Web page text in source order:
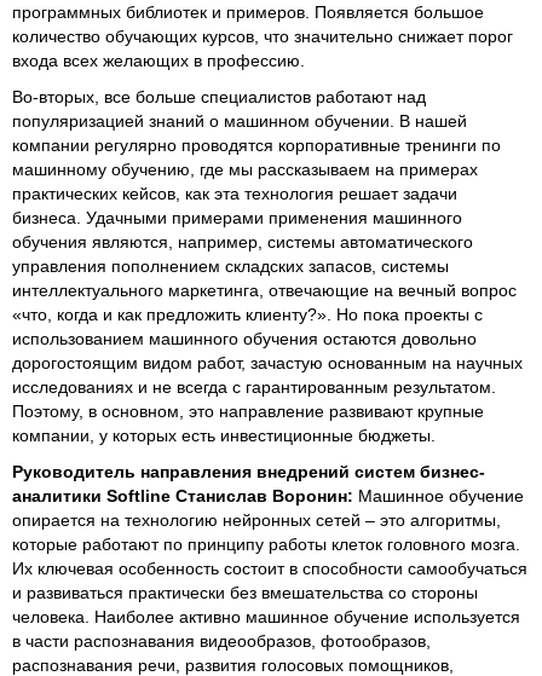
программных библиотек и примеров. Появляется большое
количество обучающих курсов, что значительно снижает порог
входа всех желающих в профессию.
Во-вторых, все больше специалистов работают над
популяризацией знаний о машинном обучении. В нашей
компании регулярно проводятся корпоративные тренинги по
машинному обучению, где мы рассказываем на примерах
практических кейсов, как эта технология решает задачи
бизнеса. Удачными примерами применения машинного
обучения являются, например, системы автоматического
управления пополнением складских запасов, системы
интеллектуального маркетинга, отвечающие на вечный вопрос
«что, когда и как предложить клиенту?». Но пока проекты с
использованием машинного обучения остаются довольно
дорогостоящим видом работ, зачастую основанным на научных
исследованиях и не всегда с гарантированным результатом.
Поэтому, в основном, это направление развивают крупные
компании, у которых есть инвестиционные бюджеты.
Руководитель направления внедрений систем бизнес-
аналитики Softline Станислав Воронин: Машинное обучение
опирается на технологию нейронных сетей – это алгоритмы,
которые работают по принципу работы клеток головного мозга.
Их ключевая особенность состоит в способности самообучаться
и развиваться практически без вмешательства со стороны
человека. Наиболее активно машинное обучение используется
в части распознавания видеообразов, фотообразов,
распознавания речи, развития голосовых помощников,